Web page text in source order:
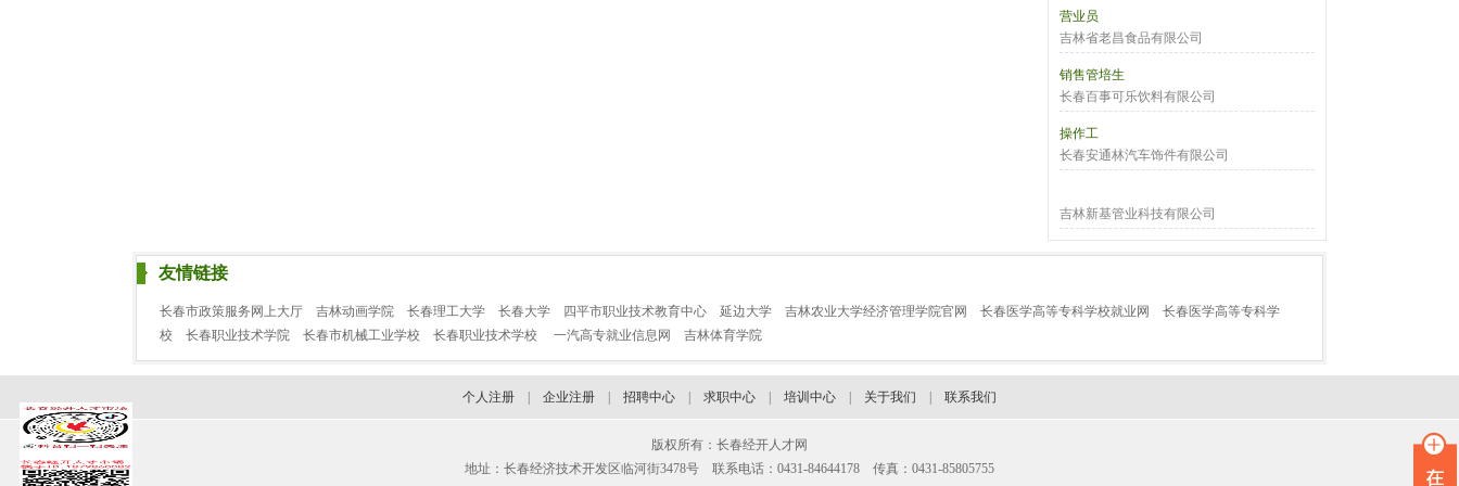
营业员
吉林省老昌食品有限公司
销售管培生
长春百事可乐饮料有限公司
操作工
长春安通林汽车饰件有限公司
吉林新基管业科技有限公司
友情链接
长春市政策服务网上大厅 吉林动画学院 长春理工大学 长春大学 四平市职业技术教育中心 延边大学 吉林农业大学经济管理学院官网 长春医学高等专科学校就业网
长春医学高等专科学
校
长春职业技术学院 长春市机械工业学校 长春职业技术学校 一汽高专就业信息网 吉林体育学院
个人注册 企业注册 招聘中心 求职中心 培训中心 关于我们 联系我们
版权所有：长春经开人才网
地址：长春经济技术开发区临河街3478号 联系电话：0431-84644178 传真：0431-85805755